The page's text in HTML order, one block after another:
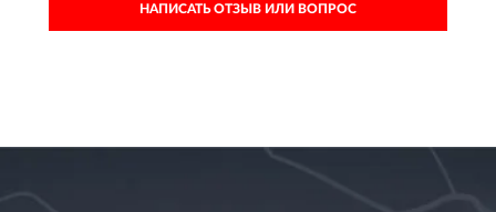
НАПИСАТЬ ОТЗЫВ ИЛИ ВОПРОС